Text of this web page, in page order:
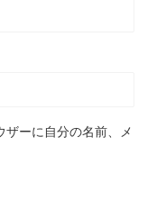
ザーに自分の名前、メ